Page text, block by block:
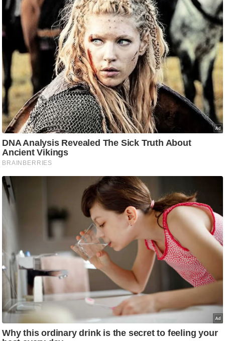
वि
श्ले
स
म
सा
म
यि
क
मा
तृ
भू
मि
स्तं
.
आ
र
.
आ
ई
.